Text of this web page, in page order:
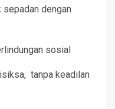
sepadan dengan
sosial
tanpa keadilan